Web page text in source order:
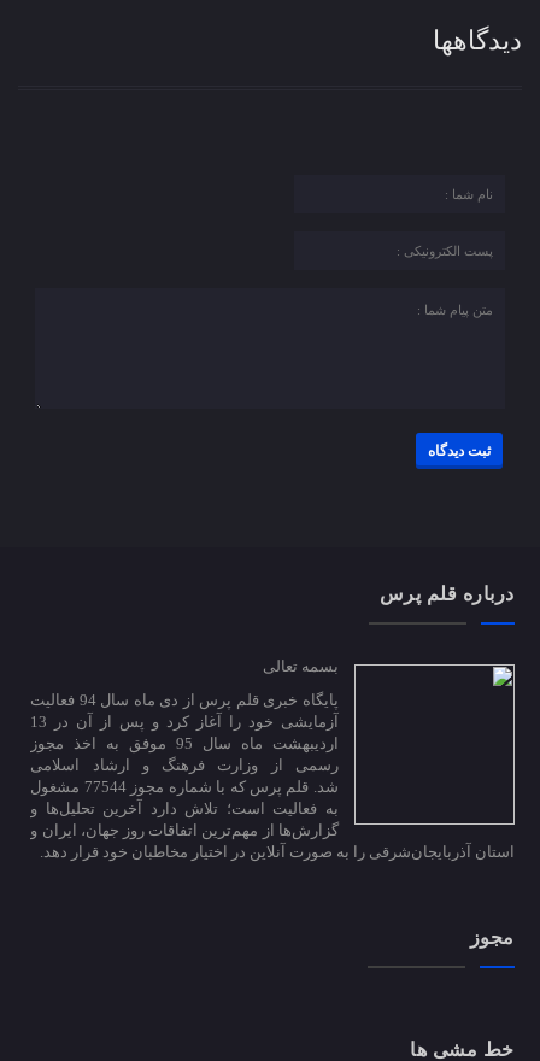
دیدگاهها
درباره قلم پرس
بسمه تعالی
پایگاه خبری قلم پرس از دی ماه سال 94 فعالیت
آزمایشی خود را آغاز کرد و پس از آن در 13
اردیبهشت ماه سال 95 موفق به اخذ مجوز
رسمی از وزارت فرهنگ و ارشاد اسلامی
شد. قلم پرس که با شماره مجوز 77544 مشغول
به فعالیت است؛ تلاش دارد آخرین تحلیل‌ها و
گزارش‌ها از مهم‌ترین اتفاقات روز جهان، ایران و
استان آذربایجان‌شرقی را به صورت آنلاین در اختیار مخاطبان خود قرار دهد.
مجوز
خط مشی ها